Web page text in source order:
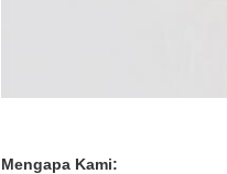
Mengapa Kami: